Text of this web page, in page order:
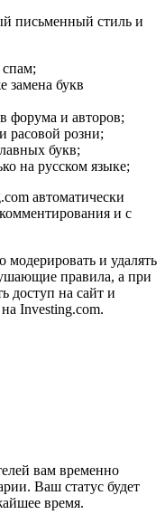
письменный стиль и
замена букв
форума и авторов;
расовой розни;
букв;
на русском языке;
автоматически
и с
модерировать и удалять
правила, а при
доступ на сайт и
Investing.com.
вам временно
Ваш статус будет
время.